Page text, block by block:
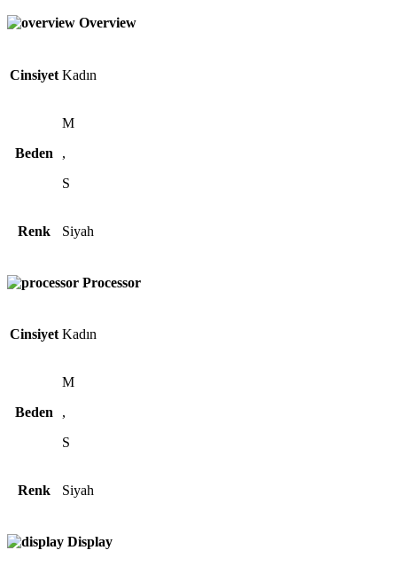
Overview
Cinsiyet Kadın
Beden
M
,
S
Renk Siyah
Processor
Cinsiyet Kadın
Beden
M
,
S
Renk Siyah
Display